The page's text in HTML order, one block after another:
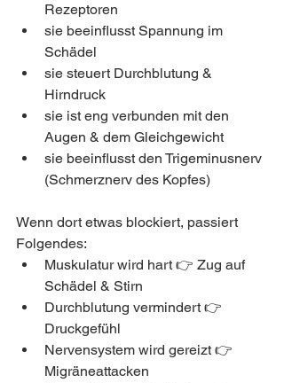
Rezeptoren
sie beeinflusst Spannung im
Schädel
sie steuert Durchblutung &
Hirndruck
sie ist eng verbunden mit den
Augen & dem Gleichgewicht
sie beeinflusst den Trigeminusnerv
(Schmerznerv des Kopfes)
Wenn dort etwas blockiert, passiert
Folgendes:
Muskulatur wird hart 👉 Zug auf
Schädel & Stirn
Durchblutung vermindert 👉
Druckgefühl
Nervensystem wird gereizt 👉
Migräneattacken